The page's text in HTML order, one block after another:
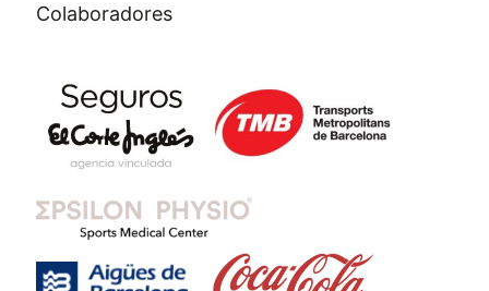
Colaboradores